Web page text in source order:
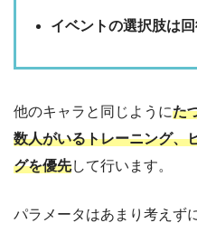
イベントの選択肢は
他のキャラと同じようにた
数人がいるトレーニング、
グを優先して行います。
パラメータはあまり考えず